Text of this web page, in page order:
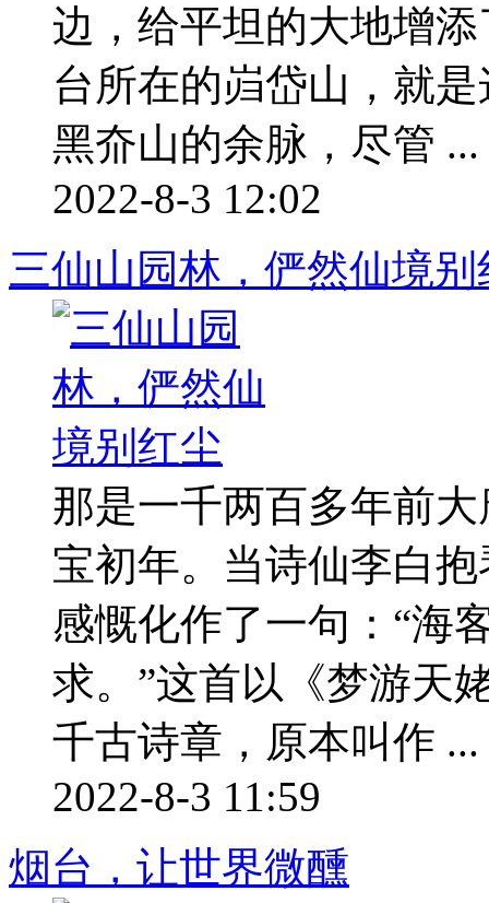
边，给平坦的大地增
台所在的岿岱山，就
黑夼山的余脉，尽管 ...
2022-8-3 12:02
三仙山园林，俨然仙境别
那是一千两百多年前
宝初年。当诗仙李白
感慨化作了一句：“海
求。”这首以《梦游天
千古诗章，原本叫作 ...
2022-8-3 11:59
烟台，让世界微醺